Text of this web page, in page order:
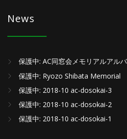
News
保護中: AC同窓会メモリアルアル
保護中: Ryozo Shibata Memorial
保護中: 2018-10 ac-dosokai-3
保護中: 2018-10 ac-dosokai-2
保護中: 2018-10 ac-dosokai-1